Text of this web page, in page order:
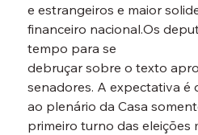
e estrangeiros e maior
financeiro nacional.Os
tempo para se
debruçar sobre o texto
senadores. A expectativa é
ao plenário da Casa
primeiro turno das eleições